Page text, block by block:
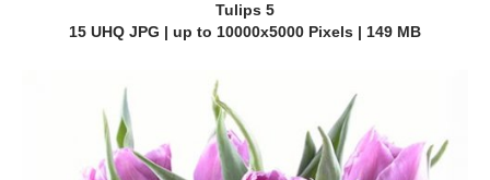
Tulips 5
15 UHQ JPG | up to 10000x5000 Pixels | 149 MB